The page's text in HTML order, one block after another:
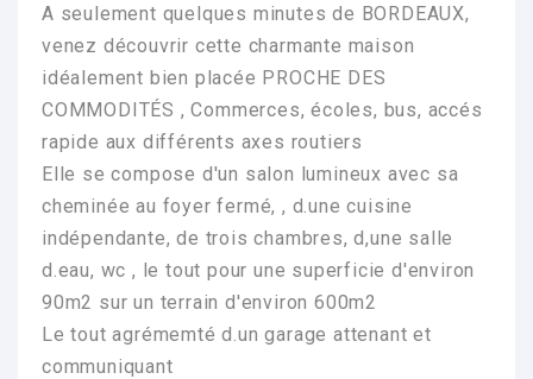
A seulement quelques minutes de BORDEAUX,
venez découvrir cette charmante maison
idéalement bien placée PROCHE DES
COMMODITÉS , Commerces, écoles, bus, accés
rapide aux différents axes routiers
Elle se compose d'un salon lumineux avec sa
cheminée au foyer fermé, , d.une cuisine
indépendante, de trois chambres, d,une salle
d.eau, wc , le tout pour une superficie d'environ
90m2 sur un terrain d'environ 600m2
Le tout agrémemté d.un garage attenant et
communiquant